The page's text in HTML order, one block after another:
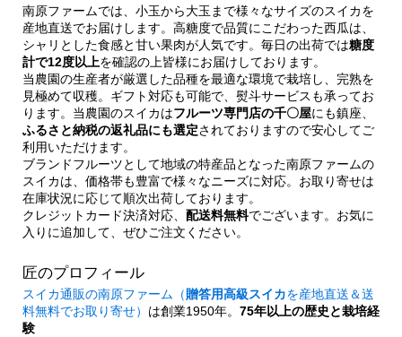
南原ファームでは、小玉から大玉まで様々なサイズのスイカを
産地直送でお届けします。高糖度で品質にこだわった西瓜は、
シャリとした食感と甘い果肉が人気です。毎日の出荷では糖度
計で12度以上を確認の上皆様にお届けしております。
当農園の生産者が厳選した品種を最適な環境で栽培し、完熟を
見極めて収穫。ギフト対応も可能で、熨斗サービスも承ってお
ります。当農園のスイカはフルーツ専門店の千〇屋にも鎮座、
ふるさと納税の返礼品にも選定されておりますので安心してご
利用いただけます。
ブランドフルーツとして地域の特産品となった南原ファームの
スイカは、価格帯も豊富で様々なニーズに対応。お取り寄せは
在庫状況に応じて順次出荷しております。
クレジットカード決済対応、 配送料無料でございます。お気に
入りに追加して、ぜひご注文ください。
匠のプロフィール
スイカ通販の南原ファーム（贈答用高級スイカを産地直送＆送
料無料でお取り寄せ） は創業1950年。 75年以上の歴史と栽培経
験